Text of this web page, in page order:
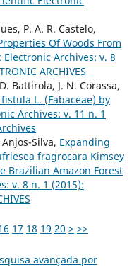
P. A. R. Castelo,
Of Woods From
Electronic Archives: v. 8
ARCHIVES
Battirola, J. N. Corassa,
L. (Fabaceae) by
Archives: v. 11 n. 1
Anjos-Silva, Expanding
fragrocara Kimsey
Brazilian Amazon Forest
v. 8 n. 1 (2015):
17 18 19 20 > >>
avançada por